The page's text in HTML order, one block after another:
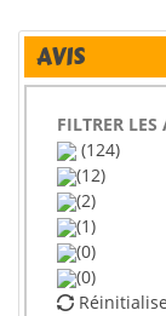
AVIS
FILTRER LES
(124)
(12)
(2)
(1)
(0)
(0)